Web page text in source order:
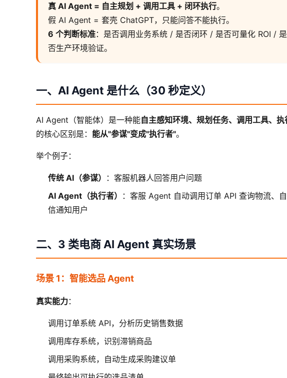
真 AI Agent = 自主规划 + 调用工具 + 闭环执行。
假 AI Agent = 套壳 ChatGPT，只能问答不能执行。
6 个判断标准：是否调用业务系统 / 是否闭环 / 是否可量化 ROI /
否生产环境验证。
一、AI Agent 是什么（30 秒定义）
AI Agent（智能体）是一种能自主感知环境、规划任务、调用工具、执
的核心区别是： 能从"参谋"变成"执行者"。
举个例子：
传统 AI（参谋）
：客服机器人回答用户问题
AI Agent（执行者）
：客服 Agent 自动调用订单 API 查询物流、
信通知用户
二、3 类电商 AI Agent 真实场景
场景 1：智能选品 Agent
真实能力：
调用订单系统 API，分析历史销售数据
调用库存系统，识别滞销商品
调用采购系统，自动生成采购建议单